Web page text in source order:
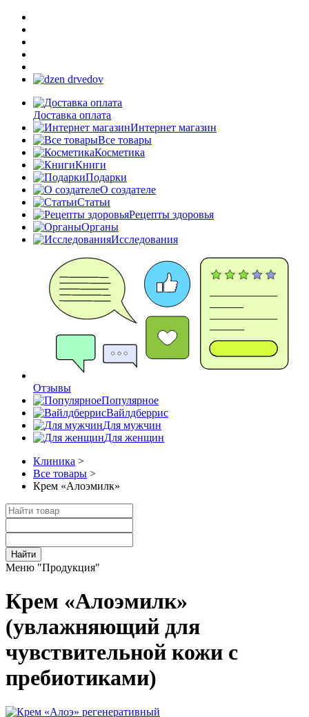
Доставка оплата
Интернет магазин
Все товары
Косметика
Книги
Подарки
О создателе
Статьи
Рецепты здоровья
Органы
Исследования
Отзывы
Популярное
Вайлдберрис
Для мужчин
Для женщин
Клиника >
Все товары >
Крем «Алоэмилк»
Найти
Меню "Продукция"
Крем «Алоэмилк»
(увлажняющий для
чувствительной кожи с
пребиотиками)